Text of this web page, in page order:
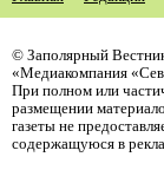
© Заполярный
«Медиакомпания
При полном или
размещении
газеты не
содержащуюся в